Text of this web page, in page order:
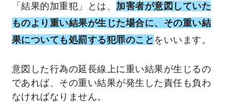
「結果的加重犯」とは、 加害者が意図していた
ものより重い結果が生じた場合に、その重い結
果についても処罰する犯罪のこと をいいます。
意図した行為の延長線上に重い結果が生じるの
であれば、その重い結果が発生した責任も負わ
なければなりません。